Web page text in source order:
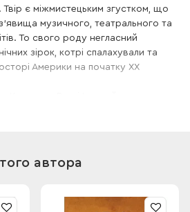
є міжмистецьким згустком, що
музичного, театрального та
То свого роду негласний
зірок, котрі спалахували та
Америки на початку ХХ
непостійності, отримує Книгу
ось що врухомлює це чтиво, що
автора